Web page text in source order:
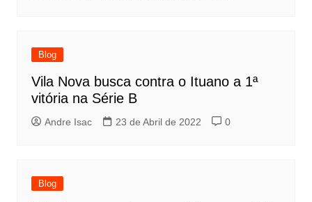
Blog
Vila Nova busca contra o Ituano a 1ª
vitória na Série B
Andre Isac 23 de Abril de 2022 0
Blog